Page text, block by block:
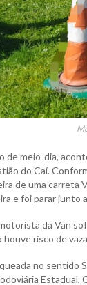
de meio-dia,
do Caí.
de uma carreta
e foi parar junto
da Van
houve risco de
no sentido
Estadual,